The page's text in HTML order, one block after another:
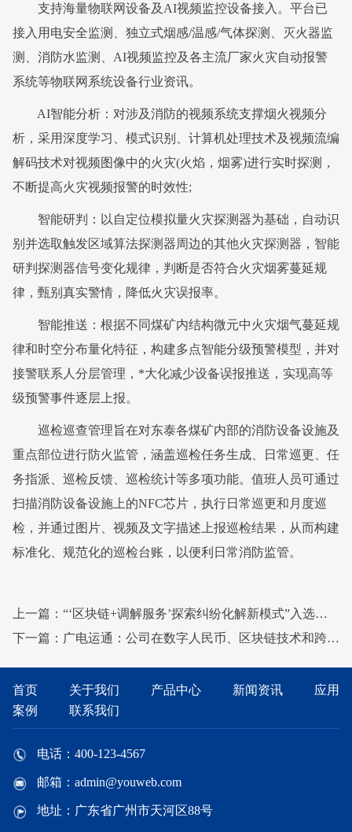
支持海量物联网设备及AI视频监控设备接入。平台已
接入用电安全监测、独立式烟感/温感/气体探测、灭火器监
测、消防水监测、AI视频监控及各主流厂家火灾自动报警
系统等物联网系统设备行业资讯。
AI智能分析：对涉及消防的视频系统支撑烟火视频分
析，采用深度学习、模式识别、计算机处理技术及视频流编
解码技术对视频图像中的火灾(火焰，烟雾)进行实时探测，
不断提高火灾视频报警的时效性;
智能研判：以自定位模拟量火灾探测器为基础，自动识
别并选取触发区域算法探测器周边的其他火灾探测器，智能
研判探测器信号变化规律，判断是否符合火灾烟雾蔓延规
律，甄别真实警情，降低火灾误报率。
智能推送：根据不同煤矿内结构微元中火灾烟气蔓延规
律和时空分布量化特征，构建多点智能分级预警模型，并对
接警联系人分层管理，*大化减少设备误报推送，实现高等
级预警事件逐层上报。
巡检巡查管理旨在对东泰各煤矿内部的消防设备设施及
重点部位进行防火监管，涵盖巡检任务生成、日常巡更、任
务指派、巡检反馈、巡检统计等多项功能。值班人员可通过
扫描消防设备设施上的NFC芯片，执行日常巡更和月度巡
检，并通过图片、视频及文字描述上报巡检结果，从而构建
标准化、规范化的巡检台账，以便利日常消防监管。
上一篇：“‘区块链+调解服务’探索纠纷化解新模式”入选本市区块链创新应用典型案例
下一篇：广电运通：公司在数字人民币、区块链技术和跨境支付方面积累了丰富的技术成果和应用案例
首页 关于我们 产品中心 新闻资讯
应用
案例
联系我们
电话：400-123-4567
邮箱：admin@youweb.com
地址：广东省广州市天河区88号